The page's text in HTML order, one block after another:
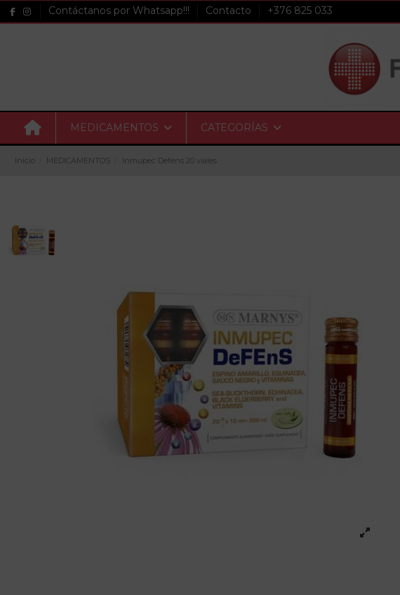
Contáctanos por Whatsapp!!! Contacto +376 825 033
MEDICAMENTOS CATEGORÍAS
Inicio MEDICAMENTOS Inmupec Defens 20 viales